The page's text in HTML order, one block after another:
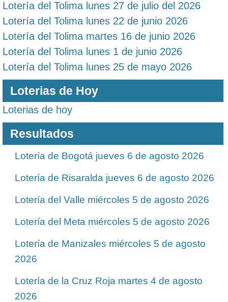
Lotería del Tolima lunes 27 de julio del 2026
Lotería del Tolima lunes 22 de junio 2026
Lotería del Tolima martes 16 de junio 2026
Lotería del Tolima lunes 1 de junio 2026
Lotería del Tolima lunes 25 de mayo 2026
Loterias de Hoy
Loterias de hoy
Resultados
Lotería de Bogotá jueves 6 de agosto 2026
Lotería de Risaralda jueves 6 de agosto 2026
Lotería del Valle miércoles 5 de agosto 2026
Lotería del Meta miércoles 5 de agosto 2026
Lotería de Manizales miércoles 5 de agosto
2026
Lotería de la Cruz Roja martes 4 de agosto
2026